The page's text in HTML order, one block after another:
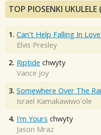
TOP PIOSENKI UKULELE
1. Can't Help Falling In
Elvis Presley
2. Riptide chwyty
Vance Joy
3. Somewhere Over The
Israel Kamakawiwo'ole
4. I'm Yours chwyty
Jason Mraz